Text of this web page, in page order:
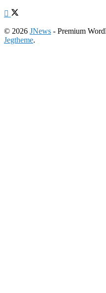
© 2026 JNews - Premium
Jegtheme.